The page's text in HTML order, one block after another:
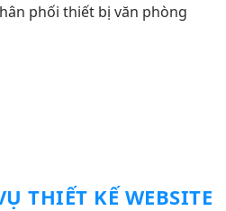
phối thiết bị văn phòng
THIẾT KẾ WEBSITE